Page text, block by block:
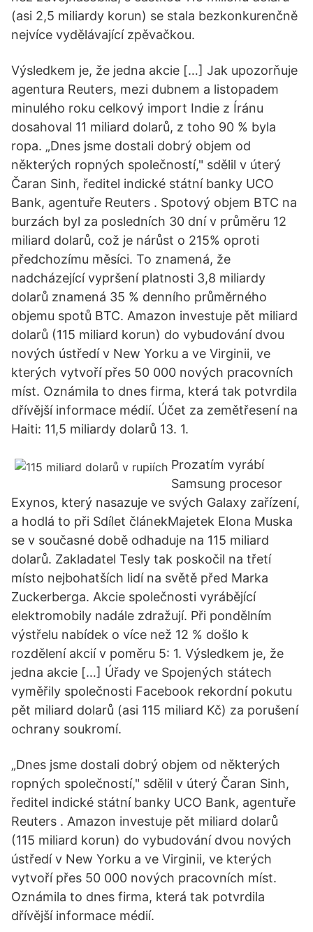
(asi 2,5 miliardy korun) se stala bezkonkurenčně
nejvíce vydělávající zpěvačkou.
Výsledkem je, že jedna akcie […] Jak upozorňuje
agentura Reuters, mezi dubnem a listopadem
minulého roku celkový import Indie z Íránu
dosahoval 11 miliard dolarů, z toho 90 % byla
ropa. „Dnes jsme dostali dobrý objem od
některých ropných společností," sdělil v úterý
Čaran Sinh, ředitel indické státní banky UCO
Bank, agentuře Reuters . Spotový objem BTC na
burzách byl za posledních 30 dní v průměru 12
miliard dolarů, což je nárůst o 215% oproti
předchozímu měsíci. To znamená, že
nadcházející vypršení platnosti 3,8 miliardy
dolarů znamená 35 % denního průměrného
objemu spotů BTC. Amazon investuje pět miliard
dolarů (115 miliard korun) do vybudování dvou
nových ústředí v New Yorku a ve Virginii, ve
kterých vytvoří přes 50 000 nových pracovních
míst. Oznámila to dnes firma, která tak potvrdila
dřívější informace médií. Účet za zemětřesení na
Haiti: 11,5 miliardy dolarů 13. 1.
Prozatím vyrábí
Samsung procesor
Exynos, který nasazuje ve svých Galaxy zařízení,
a hodlá to při Sdílet článekMajetek Elona Muska
se v současné době odhaduje na 115 miliard
dolarů. Zakladatel Tesly tak poskočil na třetí
místo nejbohatších lidí na světě před Marka
Zuckerberga. Akcie společnosti vyrábějící
elektromobily nadále zdražují. Při pondělním
výstřelu nabídek o více než 12 % došlo k
rozdělení akcií v poměru 5: 1. Výsledkem je, že
jedna akcie […] Úřady ve Spojených státech
vyměřily společnosti Facebook rekordní pokutu
pět miliard dolarů (asi 115 miliard Kč) za porušení
ochrany soukromí.
„Dnes jsme dostali dobrý objem od některých
ropných společností," sdělil v úterý Čaran Sinh,
ředitel indické státní banky UCO Bank, agentuře
Reuters . Amazon investuje pět miliard dolarů
(115 miliard korun) do vybudování dvou nových
ústředí v New Yorku a ve Virginii, ve kterých
vytvoří přes 50 000 nových pracovních míst.
Oznámila to dnes firma, která tak potvrdila
dřívější informace médií.